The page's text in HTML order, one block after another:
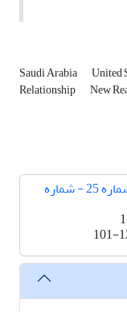
Saudi Arabia United
Relationship New
دوره 9، شماره 25 - شماره
101-